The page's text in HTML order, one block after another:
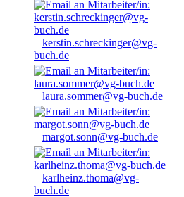
kerstin.schreckinger@vg-
buch.de
laura.sommer@vg-buch.de
margot.sonn@vg-buch.de
karlheinz.thoma@vg-
buch.de